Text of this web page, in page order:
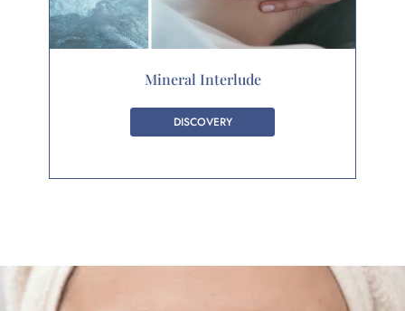
Mineral Interlude
DISCOVERY